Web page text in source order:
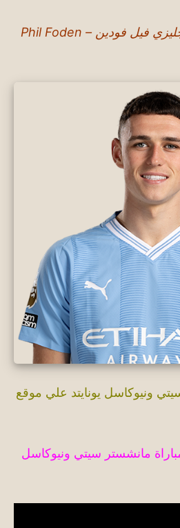
لاعب الوسط الإنجليزي فيل فودين – Phil Foden
ونيوكاسل يونايتد علي موقع
مانشستر سيتي ونيوكاسل